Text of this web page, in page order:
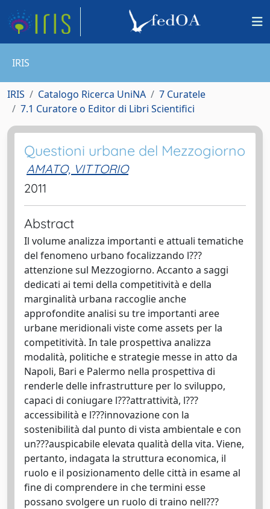
IRIS
IRIS Catalogo Ricerca UniNA
7 Curatele
7.1 Curatore o Editor di Libri Scientifici
Questioni urbane del Mezzogiorno
AMATO, VITTORIO
2011
Abstract
Il volume analizza importanti e attuali tematiche
del fenomeno urbano focalizzando l???
attenzione sul Mezzogiorno. Accanto a saggi
dedicati ai temi della competitività e della
marginalità urbana raccoglie anche
approfondite analisi su tre importanti aree
urbane meridionali viste come assets per la
competitività. In tale prospettiva analizza
modalità, politiche e strategie messe in atto da
Napoli, Bari e Palermo nella prospettiva di
renderle delle infrastrutture per lo sviluppo,
capaci di coniugare l???attrattività, l???
accessibilità e l???innovazione con la
sostenibilità dal punto di vista ambientale e con
un???auspicabile elevata qualità della vita. Viene,
pertanto, indagata la struttura economica, il
ruolo e il posizionamento delle città in esame al
fine di comprendere in che termini esse
possano svolgere un ruolo di traino nell???